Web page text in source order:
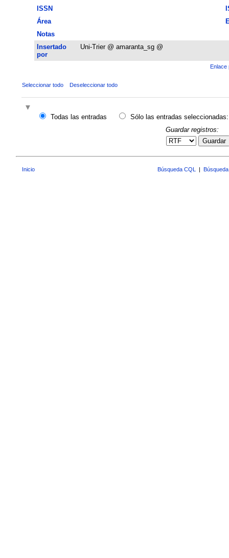
ISSN
Área
Notas
Insertado
por
Uni-Trier @ amaranta_sg @
Enlace
Seleccionar todo Deseleccionar todo
Todas las entradas
Sólo las entradas seleccionadas:
Guardar registros:
Guardar
Inicio Búsqueda CQL